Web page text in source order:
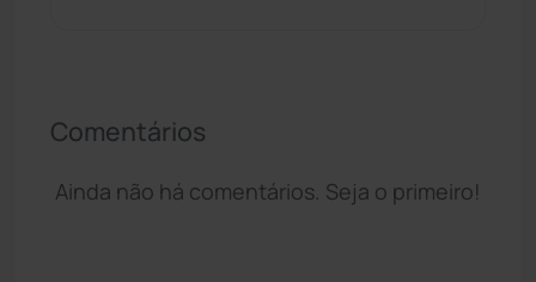
Comentários
Ainda não há comentários. Seja o primeiro!